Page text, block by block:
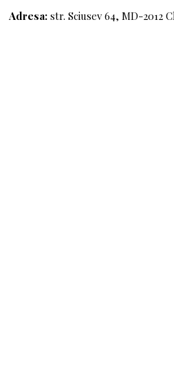
Adresa: str. Sciusev 64, MD-2012